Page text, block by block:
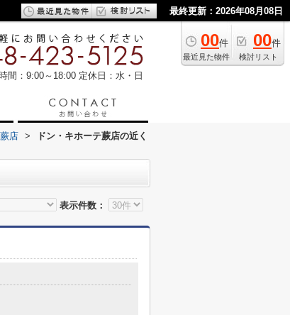
最終更新：2026年08月08日
00件
最近見た物件
00件
検討リスト
間：9:00～18:00 定休日：水・日
店 >
ドン・キホーテ蕨店の近く
表示件数：